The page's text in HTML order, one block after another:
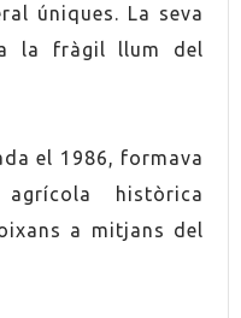
en fusta
úniques. La seva
la fràgil llum del
el 1986, formava
històrica
a mitjans del